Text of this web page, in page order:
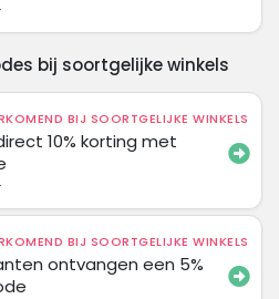
bij soortgelijke winkels
BIJ SOORTGELIJKE WINKELS
10% korting met
BIJ SOORTGELIJKE WINKELS
ontvangen een 5%